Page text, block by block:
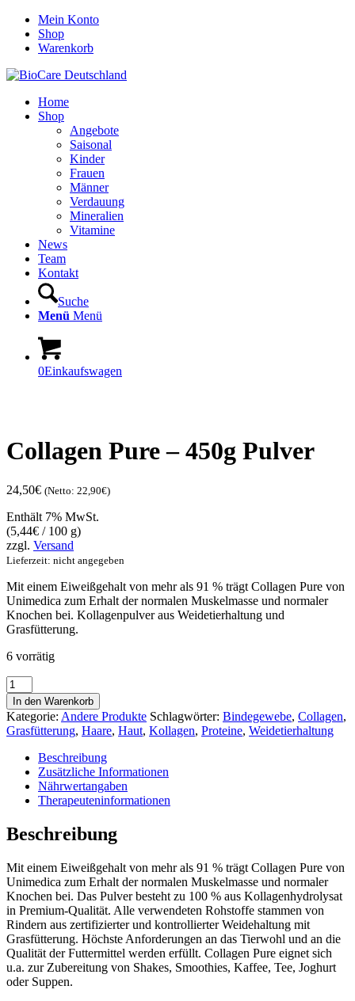
Mein Konto
Shop
Warenkorb
Home
Shop
Angebote
Saisonal
Kinder
Frauen
Männer
Verdauung
Mineralien
Vitamine
News
Team
Kontakt
Suche
Menü Menü
0Einkaufswagen
Collagen Pure – 450g Pulver
24,50€ (Netto: 22,90€)
Enthält 7% MwSt.
(5,44€ / 100 g)
zzgl. Versand
Lieferzeit: nicht angegeben
Mit einem Eiweißgehalt von mehr als 91 % trägt Collagen Pure von
Unimedica zum Erhalt der normalen Muskelmasse und normaler
Knochen bei. Kollagenpulver aus Weidetierhaltung und
Grasfütterung.
6 vorrätig
Collagen
Pure
-
450g
Pulver
Menge
In den Warenkorb
Kategorie: Andere Produkte Schlagwörter: Bindegewebe, Collagen,
Grasfütterung, Haare, Haut, Kollagen, Proteine, Weidetierhaltung
Beschreibung
Zusätzliche Informationen
Nährwertangaben
Therapeuteninformationen
Beschreibung
Mit einem Eiweißgehalt von mehr als 91 % trägt Collagen Pure von
Unimedica zum Erhalt der normalen Muskelmasse und normaler
Knochen bei. Das Pulver besteht zu 100 % aus Kollagenhydrolysat
in Premium-Qualität. Alle verwendeten Rohstoffe stammen von
Rindern aus zertifizierter und kontrollierter Weidehaltung mit
Grasfütterung. Höchste Anforderungen an das Tierwohl und an die
Qualität der Futtermittel werden erfüllt. Collagen Pure eignet sich
u.a. zur Zubereitung von Shakes, Smoothies, Kaffee, Tee, Joghurt
oder Suppen.